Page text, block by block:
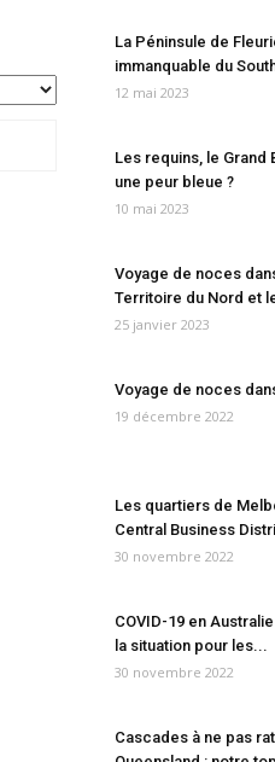
La Péninsule de
immanquable du
12 mai 2023
Les requins, le Grand
une peur bleue ?
10 mai 2023
Voyage de noces
Territoire du Nord et
25 janvier 2023
Voyage de noces
19 décembre 2022
Les quartiers de
Central Business
30 novembre 2022
COVID-19 en
la situation pour les...
30 novembre 2022
Cascades à ne pas